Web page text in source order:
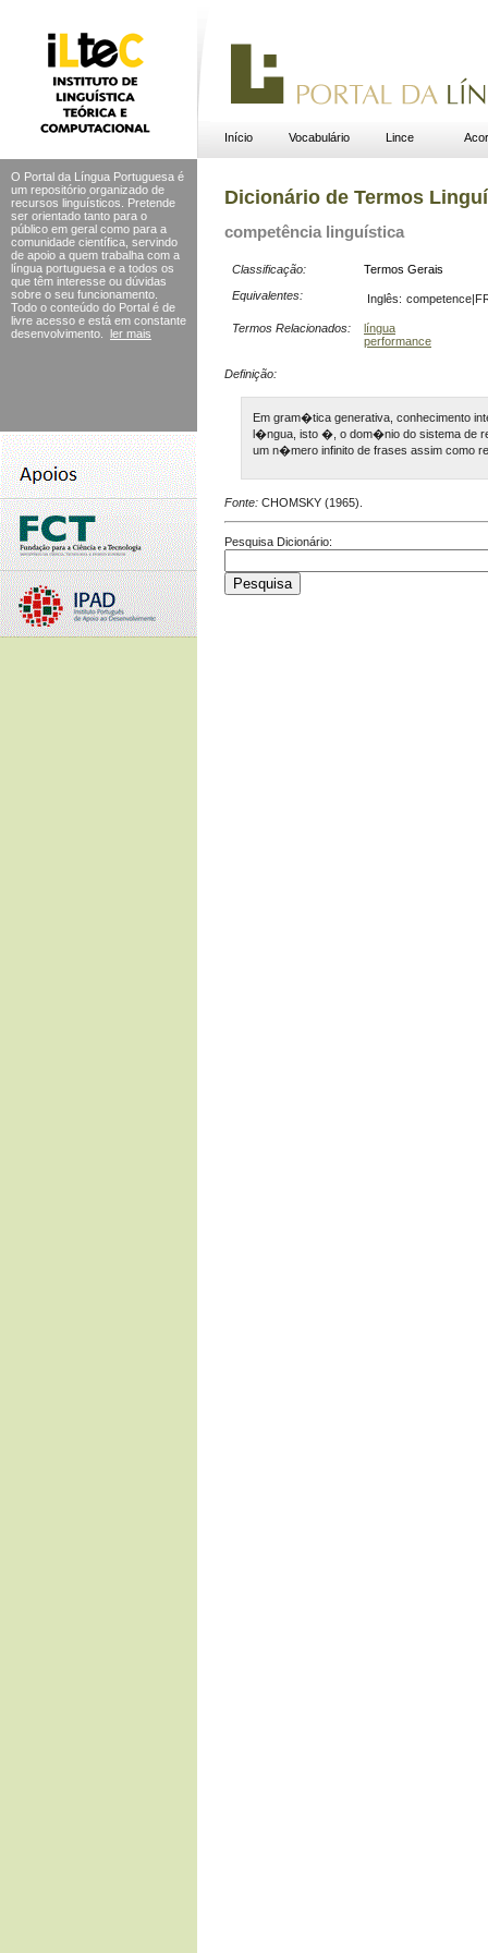
Início Vocabulário Lince
O Portal da Língua Portuguesa é
um repositório organizado de
recursos linguísticos. Pretende
ser orientado tanto para o
público em geral como para a
comunidade científica, servindo
de apoio a quem trabalha com a
língua portuguesa e a todos os
que têm interesse ou dúvidas
sobre o seu funcionamento.
Todo o conteúdo do Portal é de
livre acesso e está em constante
desenvolvimento.
ler mais
Dicionário de Termos
competência linguística
Classificação:
Termos Gerais
Equivalentes:
Inglês:
Termos Relacionados:
língua
performance
Definição:
Em gram�tica generativa, conhecimento
l�ngua, isto �, o dom�nio do sistema de
um n�mero infinito de frases assim como
Fonte: CHOMSKY (1965).
Pesquisa Dicionário: